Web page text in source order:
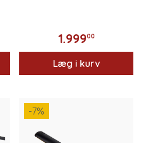
1.99900
Læg i kurv
-7%